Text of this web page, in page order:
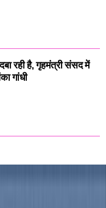
रही है, गृहमंत्री संसद में
गांधी